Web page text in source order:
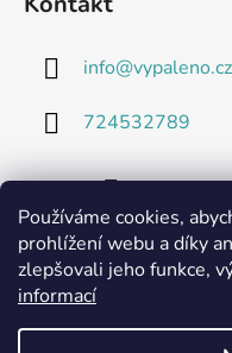
Používáme cookies,
prohlížení webu a díky
zlepšovali jeho funkce,
informací
info@vypaleno.cz
724532789
Technické listy a